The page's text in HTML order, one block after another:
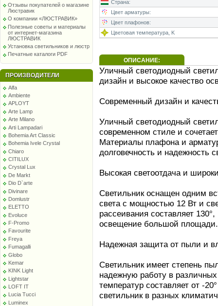
Отзывы покупателей о магазине
Люстравик
О компании «ЛЮСТРАВИК»
Полезные советы и материалы
от интернет-магазина
ЛЮСТРАВИК
Установка светильников и люстр
Печатные каталоги PDF
ПРОИЗВОДИТЕЛИ
Alfa
Ambiente
APLOYT
Arte Lamp
Arte Milano
Arti Lampadari
Bohemia Art Classic
Bohemia Ivele Crystal
Chiaro
CITILUX
Crystal Lux
De Markt
Dio D`arte
Divinare
Domlustr
ELETTO
Evoluce
F-Promo
Favourite
Freya
Fumagalli
Globo
Kemar
KINK Light
Lightstar
LOFT IT
Lucia Tucci
Luminex
Страна:
Цвет арматуры:
Цвет плафонов:
Цветовая температура, K
ОПИСАНИЕ:
Уличный светодиодный
дизайн и высокое качество
Современный дизайн и
Уличный светодиодный
современном стиле и
Материалы плафона и
долговечность и надежность
Высокая светоотдача и
Светильник оснащен одним
света с мощностью 12 Вт и
рассеивания составляет
освещение большой площади.
Надежная защита от пыли и
Светильник имеет степень
надежную работу в
температур составляет от -
светильник в разных